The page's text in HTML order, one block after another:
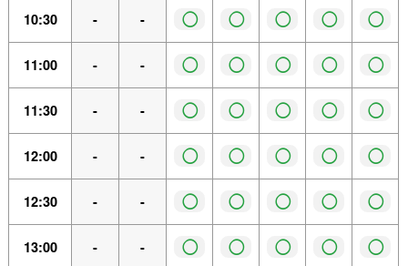
10:30 - - ◯ ◯ ◯ ◯ ◯
11:00 - - ◯ ◯ ◯ ◯ ◯
11:30 - - ◯ ◯ ◯ ◯ ◯
12:00 - - ◯ ◯ ◯ ◯ ◯
12:30 - - ◯ ◯ ◯ ◯ ◯
13:00 - - ◯ ◯ ◯ ◯ ◯